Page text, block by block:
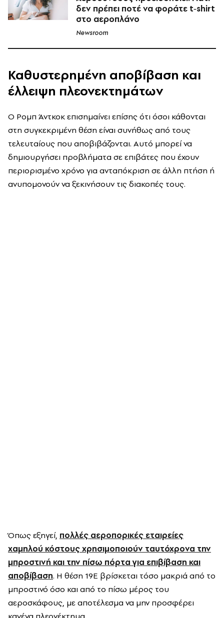
δεν πρέπει ποτέ να φοράτε t‑shirt
στο αεροπλάνο
Newsroom
Καθυστερημένη αποβίβαση και
έλλειψη πλεονεκτημάτων
Ο Ρομπ Άντκοκ επισημαίνει επίσης ότι όσοι κάθονται
στη συγκεκριμένη θέση είναι συνήθως από τους
τελευταίους που αποβιβάζονται. Αυτό μπορεί να
δημιουργήσει προβλήματα σε επιβάτες που έχουν
περιορισμένο χρόνο για ανταπόκριση σε άλλη πτήση ή
ανυπομονούν να ξεκινήσουν τις διακοπές τους.
Όπως εξηγεί, πολλές αεροπορικές εταιρείες
χαμηλού κόστους χρησιμοποιούν ταυτόχρονα την
μπροστινή και την πίσω πόρτα για επιβίβαση και
αποβίβαση. Η θέση 19E βρίσκεται τόσο μακριά από το
μπροστινό όσο και από το πίσω μέρος του
αεροσκάφους, με αποτέλεσμα να μην προσφέρει